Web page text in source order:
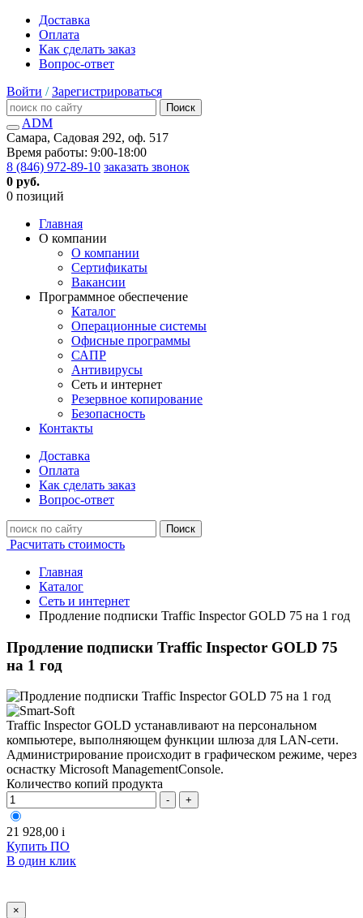
Доставка
Оплата
Как сделать заказ
Вопрос-ответ
Войти / Зарегистрироваться
Поиск
ADM
Самара, Садовая 292, оф. 517
Время работы: 9:00-18:00
8 (846) 972-89-10 заказать звонок
0 руб.
0 позиций
Главная
О компании
О компании
Сертификаты
Вакансии
Программное обеспечение
Каталог
Операционные системы
Офисные программы
САПР
Антивирусы
Сеть и интернет
Резервное копирование
Безопасность
Контакты
Доставка
Оплата
Как сделать заказ
Вопрос-ответ
Поиск
Расчитать стоимость
Главная
Каталог
Сеть и интернет
Продление подписки Traffic Inspector GOLD 75 на 1 год
Продление подписки Traffic Inspector GOLD 75
на 1 год
Traffic Inspector GOLD устанавливают на персональном
компьютере, выполняющем функции шлюза для LAN-сети.
Администрирование происходит в графическом режиме, через
оснастку Microsoft ManagementConsole.
Количество копий продукта
- +
21 928,00 i
Купить ПО
В один клик
×